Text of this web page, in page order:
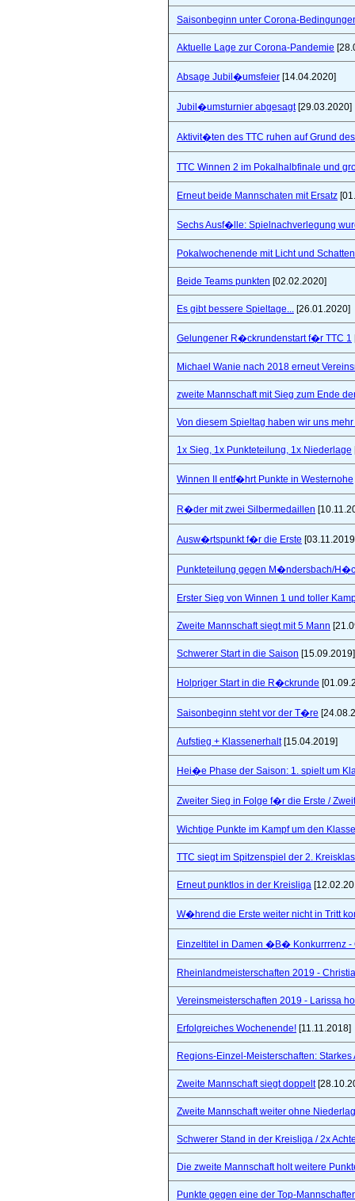
Saisonbeginn unter Corona-
Aktuelle Lage zur Corona-Pandemie
Absage Jubil�umsfeier [14.04.2020]
Jubil�umsturnier abgesagt[29.03.2020]
Aktivit�ten des TTC ruhen auf Grund
TTC Winnen 2 im Pokalhalbfinale und
Erneut beide Mannschaten mit Ersatz
Sechs Ausf�lle: Spielnachverlegung
Pokalwochenende mit Licht und
Beide Teams punkten [02.02.2020]
Es gibt bessere Spieltage... [26.01.2020]
Gelungener R�ckrundenstart f�r TTC 1
Michael Wanie nach 2018 erneut
zweite Mannschaft mit Sieg zum Ende
Von diesem Spieltag haben wir uns mehr
1x Sieg, 1x Punkteteilung, 1x Niederlage
Winnen II entf�hrt Punkte in Westernohe
R�der mit zwei Silbermedaillen
Ausw�rtspunkt f�r die Erste
Punkteteilung gegen M�ndersbach/
Erster Sieg von Winnen 1 und toller
Zweite Mannschaft siegt mit 5 Mann
Schwerer Start in die Saison [15.09.2019]
Holpriger Start in die R�ckrunde
Saisonbeginn steht vor der T�re
Aufstieg + Klassenerhalt[15.04.2019]
Hei�e Phase der Saison: 1. spielt um
Zweiter Sieg in Folge f�r die Erste /
Wichtige Punkte im Kampf um den
TTC siegt im Spitzenspiel der 2.
Erneut punktlos in der Kreisliga
W�hrend die Erste weiter nicht in Tritt
Einzeltitel in Damen �B� Konkurrrenz
Rheinlandmeisterschaften 2019 -
Vereinsmeisterschaften 2019 - Larissa
Erfolgreiches Wochenende! [11.11.2018]
Regions-Einzel-Meisterschaften:
Zweite Mannschaft siegt doppelt
Zweite Mannschaft weiter ohne
Schwerer Stand in der Kreisliga / 2x
Die zweite Mannschaft holt weitere
Punkte gegen eine der Top-